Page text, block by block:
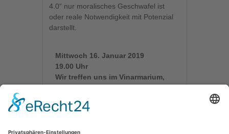
4.0“ nur moralisches Geschwafel ist
oder reale Notwendigkeit mit Potenzial
darstellt.
Mittwoch 16. Januar2019
19.00 Uhr
Wir treffen uns im Vinarmarium,